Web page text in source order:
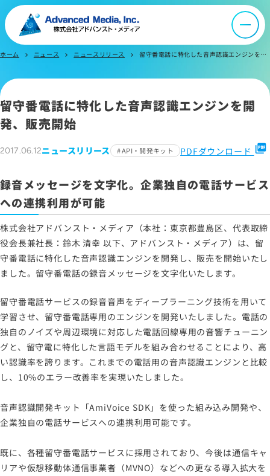
オウンドメディア
ニュース
IR情報
お問い合わせ
サイトマップ
サイトのご利用について
ソーシャルメディアポリシー
プライバシーポリシー
情報セキュリティポリシー
労働者派遣事業に関わる情報
ホーム chevron_right ニュース chevron_right ニュースリリース chevron_right 留守番電話に特化した音声認識エンジンを開発、販売開始
留守番電話に特化した音声認識エンジンを開
発、販売開始
2017.06.12ニュースリリース API・開発キット PDFダウンロード picture_as_pdf
録音メッセージを文字化。企業独自の電話サービス
への連携利用が可能
株式会社アドバンスト・メディア（本社：東京都豊島区、代表取締
役会長兼社長：鈴木 清幸 以下、アドバンスト・メディア）は、留
守番電話に特化した音声認識エンジンを開発し、販売を開始いたし
ました。留守番電話の録音メッセージを文字化いたします。
留守番電話サービスの録音音声をディープラーニング技術を用いて
学習させ、留守番電話専用のエンジンを開発いたしました。電話の
独自のノイズや周辺環境に対応した電話回線専用の音響チューニン
グと、留守電に特化した言語モデルを組み合わせることにより、高
い認識率を誇ります。これまでの電話用の音声認識エンジンと比較
し、10%のエラー改善率を実現いたしました。
音声認識開発キット「AmiVoice SDK」を使った組み込み開発や、
企業独自の電話サービスへの連携利用可能です。
既に、各種留守番電話サービスに採用されており、今後は通信キャ
リアや仮想移動体通信事業者（MVNO）などへの更なる導入拡大を